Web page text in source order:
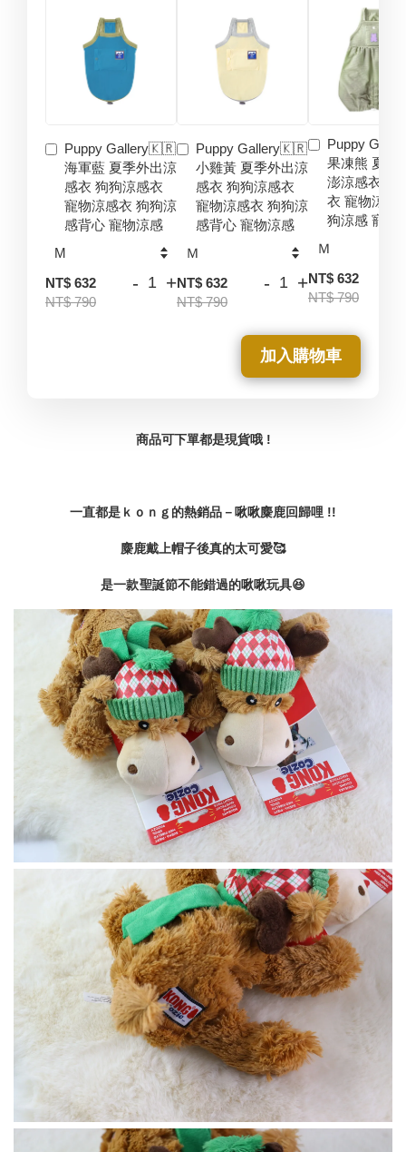
Puppy Gallery🇰🇷
海軍藍 夏季外出涼
感衣 狗狗涼感衣
寵物涼感衣 狗狗涼
感背心 寵物涼感
NT$ 632
NT$ 790
- +
Puppy Gallery🇰🇷
小雞黃 夏季外出涼
感衣 狗狗涼感衣
寵物涼感衣 狗狗涼
感背心 寵物涼感
NT$ 632
NT$ 790
- +
Puppy
果凍熊 夏季
澎涼感衣 狗
衣 寵物涼感
狗涼感 寵物
NT$ 632
NT$ 790
加入購物車
商品可下單都是現貨哦 !
一直都是ｋｏｎｇ的熱銷品－啾啾麋鹿回歸哩 !!
麋鹿戴上帽子後真的太可愛🥰
是一款 聖誕節不能錯過的啾啾玩具😆